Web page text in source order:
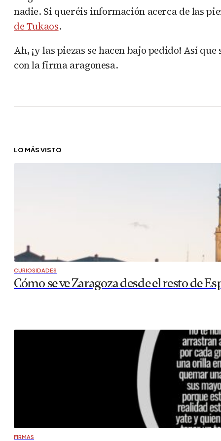
nadie. Si queréis información acerca de las
de Tukaos.
Ah, ¡y las piezas se hacen bajo pedido! Así
con la firma aragonesa.
LO MÁS VISTO
CURIOSIDADES
Cómo se ve Zaragoza desde el resto de
FIRMAS